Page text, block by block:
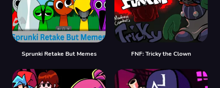
Sprunki Retake But Memes FNF: Tricky the Clown